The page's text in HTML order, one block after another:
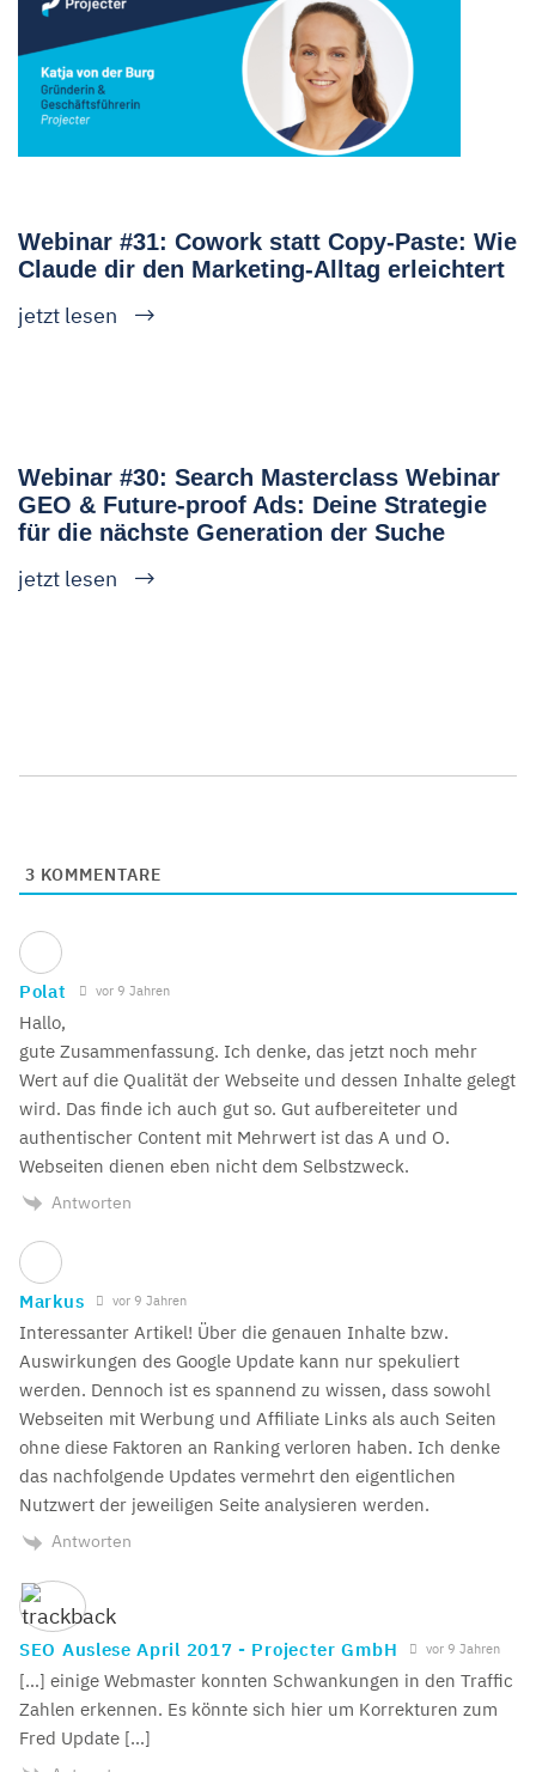
Webinar #31: Cowork statt Copy-Paste: Wie
Claude dir den Marketing-Alltag erleichtert
jetzt lesen
Webinar #30: Search Masterclass Webinar
GEO & Future-proof Ads: Deine Strategie
für die nächste Generation der Suche
jetzt lesen
3 KOMMENTARE
Polat vor 9 Jahren
Hallo,
gute Zusammenfassung. Ich denke, das jetzt noch mehr
Wert auf die Qualität der Webseite und dessen Inhalte gelegt
wird. Das finde ich auch gut so. Gut aufbereiteter und
authentischer Content mit Mehrwert ist das A und O.
Webseiten dienen eben nicht dem Selbstzweck.
Antworten
Markus vor 9 Jahren
Interessanter Artikel! Über die genauen Inhalte bzw.
Auswirkungen des Google Update kann nur spekuliert
werden. Dennoch ist es spannend zu wissen, dass sowohl
Webseiten mit Werbung und Affiliate Links als auch Seiten
ohne diese Faktoren an Ranking verloren haben. Ich denke
das nachfolgende Updates vermehrt den eigentlichen
Nutzwert der jeweiligen Seite analysieren werden.
Antworten
SEO Auslese April 2017 - Projecter GmbH vor 9 Jahren
[…] einige Webmaster konnten Schwankungen in den Traffic
Zahlen erkennen. Es könnte sich hier um Korrekturen zum
Fred Update […]